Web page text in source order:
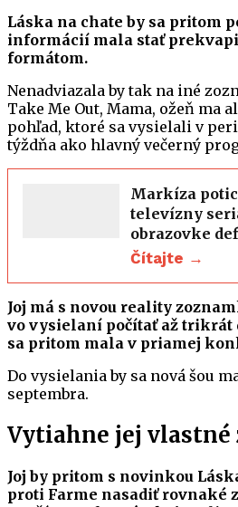
Láska na chate by sa pritom
informácií mala stať
formátom.
Nenadviazala by tak na iné
Take Me Out, Mama, ožeň ma
pohľad, ktoré sa vysielali v
týždňa ako hlavný večerný
Markíza
televízny
obrazovke
Čítajte →
Joj má s novou reality
vo vysielaní počítať až trikrát
sa pritom mala v priamej
Do vysielania by sa nová šou
septembra.
Vytiahne jej vlastné
Joj by pritom s novinkou
proti Farme nasadiť rovnaké